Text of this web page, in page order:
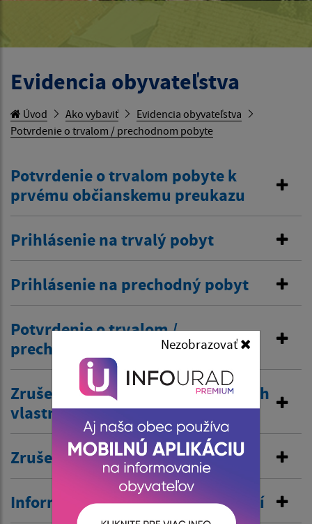
Nezobrazovať
Evidencia obyvateľstva
Úvod Ako vybaviť
Evidencia obyvateľstva
Potvrdenie o trvalom / prechodnom pobyte
Potvrdenie o trvalom pobyte k
prvému občianskemu preukazu
Prihlásenie na trvalý pobyt
Prihlásenie na prechodný pobyt
Potvrdenie o trvalom /
prechodnom pobyte
Zrušenie trvalého pobytu na návrh
vlastníka budovy
Zrušenie prechodného pobytu
Informovanie o pobyte v zahraničí